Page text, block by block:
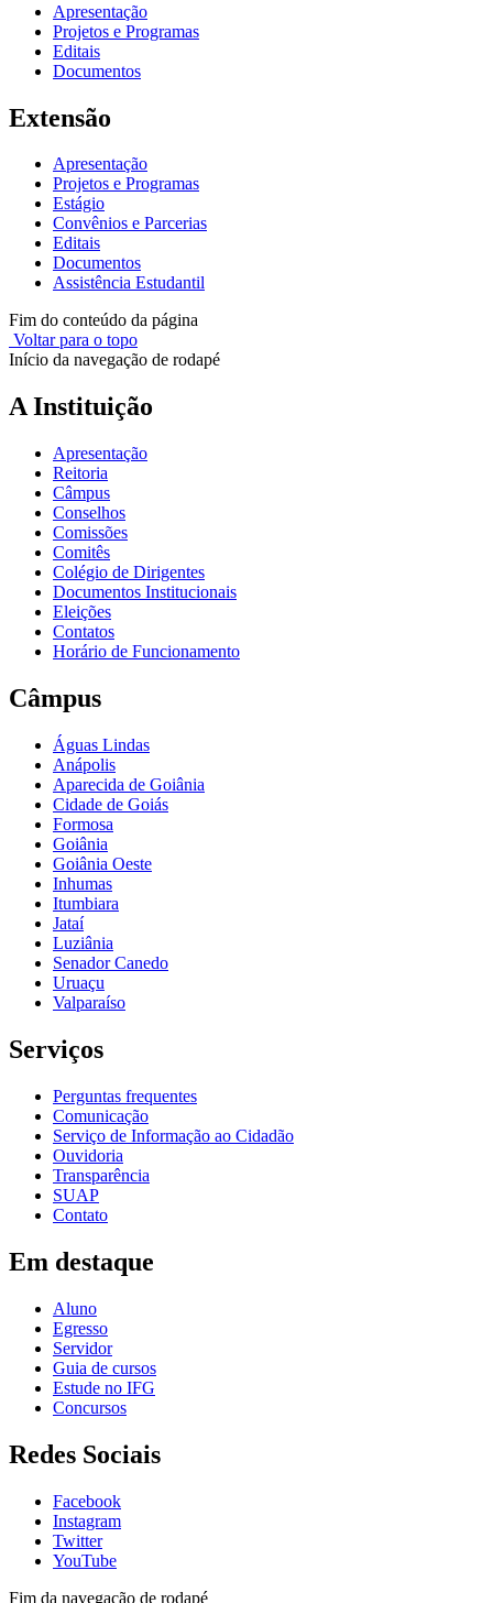
Apresentação
Projetos e Programas
Editais
Documentos
Extensão
Apresentação
Projetos e Programas
Estágio
Convênios e Parcerias
Editais
Documentos
Assistência Estudantil
Fim do conteúdo da página
Voltar para o topo
Início da navegação de rodapé
A Instituição
Apresentação
Reitoria
Câmpus
Conselhos
Comissões
Comitês
Colégio de Dirigentes
Documentos Institucionais
Eleições
Contatos
Horário de Funcionamento
Câmpus
Águas Lindas
Anápolis
Aparecida de Goiânia
Cidade de Goiás
Formosa
Goiânia
Goiânia Oeste
Inhumas
Itumbiara
Jataí
Luziânia
Senador Canedo
Uruaçu
Valparaíso
Serviços
Perguntas frequentes
Comunicação
Serviço de Informação ao Cidadão
Ouvidoria
Transparência
SUAP
Contato
Em destaque
Aluno
Egresso
Servidor
Guia de cursos
Estude no IFG
Concursos
Redes Sociais
Facebook
Instagram
Twitter
YouTube
Fim da navegação de rodapé